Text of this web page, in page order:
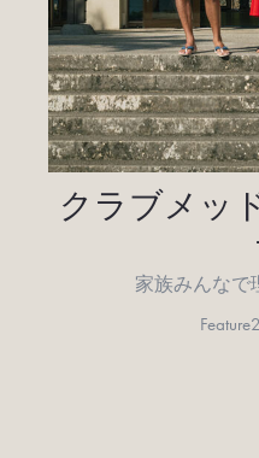
クラブメッ
家族みんなで
Feature